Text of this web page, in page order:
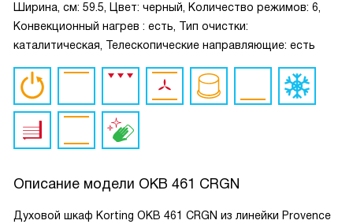
Ширина, см: 59.5, Цвет: черный, Количество режимов: 6,
Конвекционный нагрев : есть, Тип очистки:
каталитическая, Телескопические направляющие: есть
Описание модели OKB 461 CRGN
Духовой шкаф Korting OKB 461 CRGN из линейки Provence